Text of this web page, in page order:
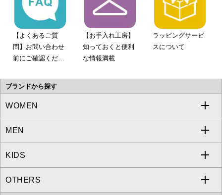
【よくあるご質
問】お問い合わせ
前にご確認くださ
【お手入れ工房】
知っておくと便利
な情報満載
ラッピングサービ
スについて
ブランドから探す
WOMEN
a.v.v
MICHEL KLEIN
MK MICHEL KLEIN
MEN
a.v.v
MICHEL KLEIN HOMME
KIDS
a.v.v
OTHERS